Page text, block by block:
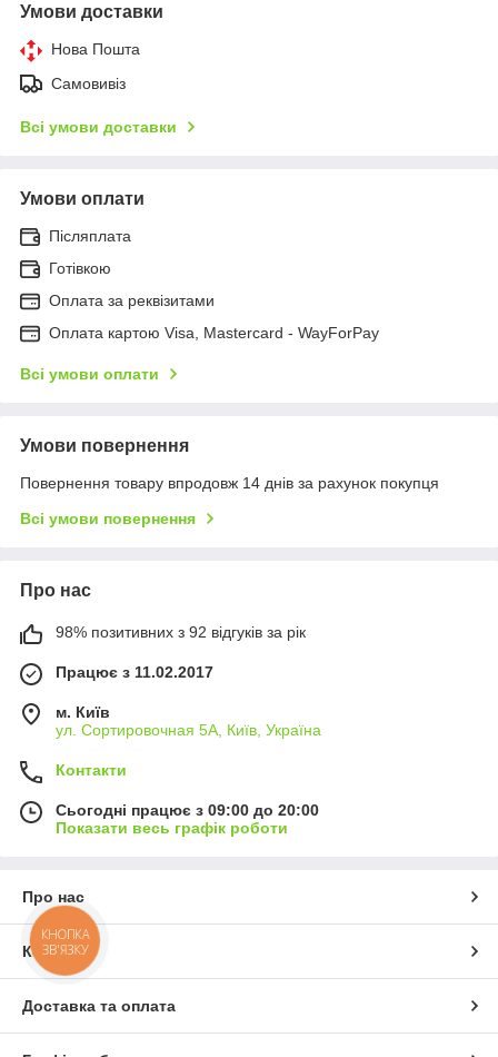
Умови доставки
Нова Пошта
Самовивіз
Всі умови доставки
Умови оплати
Післяплата
Готівкою
Оплата за реквізитами
Оплата картою Visa, Mastercard - WayForPay
Всі умови оплати
Умови повернення
Повернення товару впродовж 14 днів за рахунок покупця
Всі умови повернення
Про нас
98% позитивних з 92 відгуків за рік
Працює з 11.02.2017
м. Київ
ул. Сортировочная 5А, Київ, Україна
Контакти
Сьогодні працює з 09:00 до 20:00
Показати весь графік роботи
Про нас
Контакти
Доставка та оплата
КНОПКА
ЗВ'ЯЗКУ